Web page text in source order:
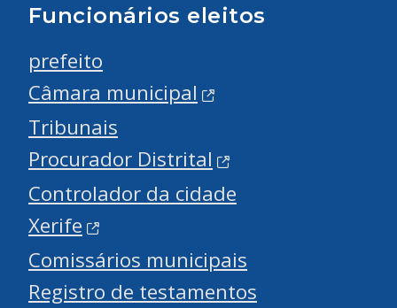
Funcionários eleitos
prefeito
Câmara municipal
Tribunais
Procurador Distrital
Controlador da cidade
Xerife
Comissários municipais
Registro de testamentos